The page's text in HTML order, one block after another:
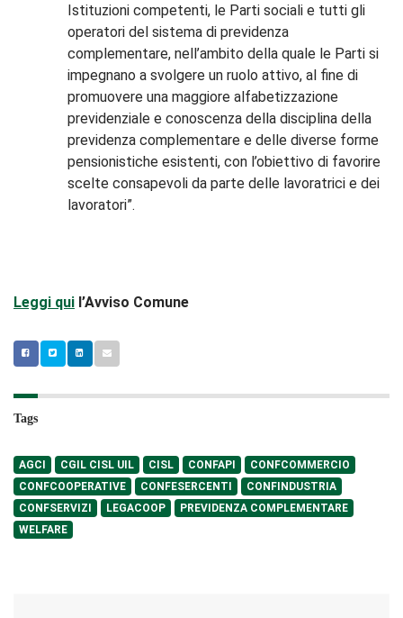
Istituzioni competenti, le Parti sociali e tutti gli
operatori del sistema di previdenza
complementare, nell’ambito della quale le Parti si
impegnano a svolgere un ruolo attivo, al fine di
promuovere una maggiore alfabetizzazione
previdenziale e conoscenza della disciplina della
previdenza complementare e delle diverse forme
pensionistiche esistenti, con l’obiettivo di favorire
scelte consapevoli da parte delle lavoratrici e dei
lavoratori”.
Leggi qui l’Avviso Comune
Tags
AGCI CGIL CISL UIL CISL CONFAPI
CONFCOMMERCIO
CONFCOOPERATIVE
CONFESERCENTI
CONFINDUSTRIA
CONFSERVIZI
LEGACOOP
PREVIDENZA COMPLEMENTARE
WELFARE